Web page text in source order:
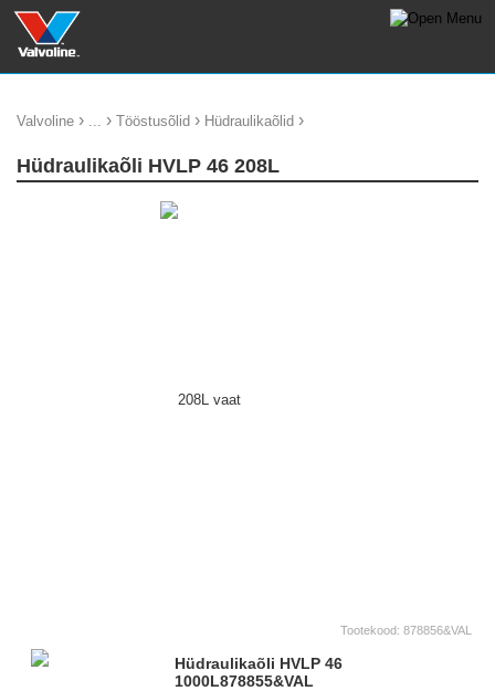
Valvoline › ... › Tööstusõlid › Hüdraulikaõlid ›
Hüdraulikaõli HVLP 46 208L
Tootekood: 878856&VAL
Hüdraulikaõli HVLP 46
1000L878855&VAL